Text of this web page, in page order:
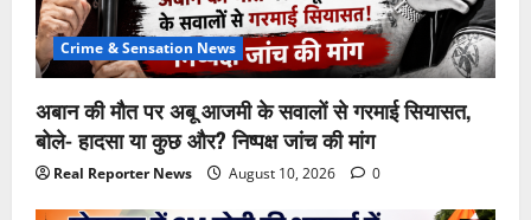
Crime & Sensation News
अबान की मौत पर अबू आजमी के सवालों से गरमाई सियासत,
बोले- हादसा या कुछ और? निष्पक्ष जांच की मांग
Real Reporter News August 10, 2026 0